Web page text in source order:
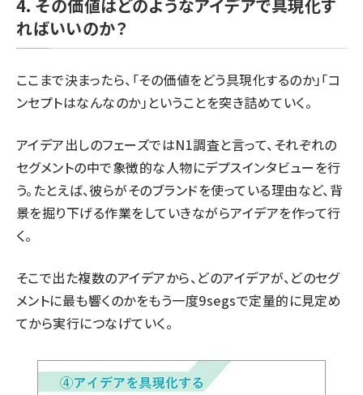
4. その価値はどのようなアイデアで具現化す
ればいいのか？
ここまで決まったら、「その価値をどう具現化するのか」「コ
ンセプトはなんなのか」ということを突き詰めていく。
アイデア出しのフェーズではN1調査と言って、それぞれの
セグメントの中で象徴的な人物にデプスインタビューを行
う。たとえば、彼らがそのブランドを使っている理由など、背
景を掘り下げる作業をしていきながらアイデアを作って行
く。
そこで出た複数のアイデアから、どのアイデアが、どのセグ
メントに最も響くのかをもう一度9segsで定量的に見定め
てから実行につなげていく。